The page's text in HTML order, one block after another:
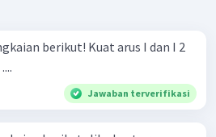
Kuat arus I dan I 2
Jawaban terverifikasi